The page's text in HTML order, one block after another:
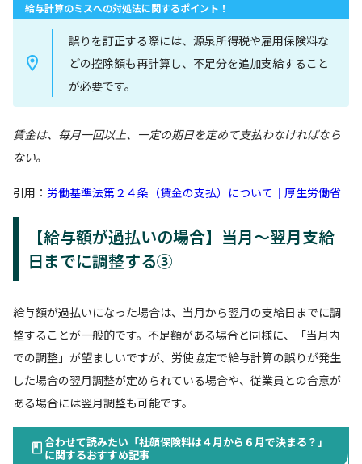
給与計算のミスへの対処法に関するポイント！
誤りを訂正する際には、源泉所得税や雇用保険料な
どの控除額も再計算し、不足分を追加支給すること
が必要です。
賃金は、毎月一回以上、一定の期日を定めて支払わなければなら
ない。
引用： 労働基準法第２４条（賃金の支払）について｜厚生労働省
【給与額が過払いの場合】当月～翌月支給
日までに調整する③
給与額が過払いになった場合は、当月から翌月の支給日までに調
整することが一般的です。不足額がある場合と同様に、「当月内
での調整」が望ましいですが、労使協定で給与計算の誤りが発生
した場合の翌月調整が定められている場合や、従業員との合意が
ある場合には翌月調整も可能です。
合わせて読みたい「社顔保険料は４月から６月で決まる？」
に関するおすすめ記事